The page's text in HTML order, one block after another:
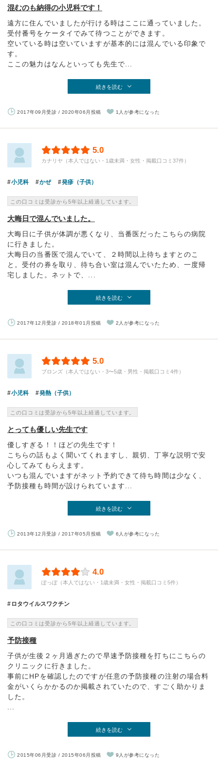
混むのも納得の小児科です！
遠方に住んでいましたが行ける時はここに通っていました。
受付番号をケータイでみて待つことができます。
空いている時は空いていますが基本的には混んでいる印象で
す。
ここの魅力はなんといっても先生で...
続きを読む
2017年09月受診 / 2020年06月投稿 1人が参考になった
5.0
カナリヤ（本人ではない・1歳未満・女性・掲載口コミ37件）
小児科 かぜ 発疹（子供）
この口コミは受診から5年以上経過しています。
大晦日で混んでいました。
大晦日に子供が体調が悪くなり、当番医だったこちらの病院
に行きました。
大晦日の当番医で混んでいて、２時間以上待ちますとのこ
と。受付の券を取り、待ち合い室は混んでいたため、一度帰
宅しました。ネットで、...
続きを読む
2017年12月受診 / 2018年01月投稿 2人が参考になった
5.0
ブロンズ（本人ではない・3〜5歳・男性・掲載口コミ4件）
小児科 発熱（子供）
この口コミは受診から5年以上経過しています。
とっても優しい先生です
優しすぎる！！ほどの先生です！
こちらの話もよく聞いてくれますし、親切、丁寧な説明で安
心してみてもらえます。
いつも混んでいますがネット予約できて待ち時間は少なく、
予防接種も時間が設けられています...
続きを読む
2013年12月受診 / 2017年05月投稿 6人が参考になった
4.0
ぽっぽ（本人ではない・1歳未満・女性・掲載口コミ5件）
ロタウイルスワクチン
この口コミは受診から5年以上経過しています。
予防接種
子供が生後２ヶ月過ぎたので早速予防接種を打ちにこちらの
クリニックに行きました。
事前にHPを確認したのですが任意の予防接種の注射の場合料
金がいくらかかるのか掲載されていたので、すごく助かりま
した。
続きを読む
2015年06月受診 / 2015年06月投稿 9人が参考になった